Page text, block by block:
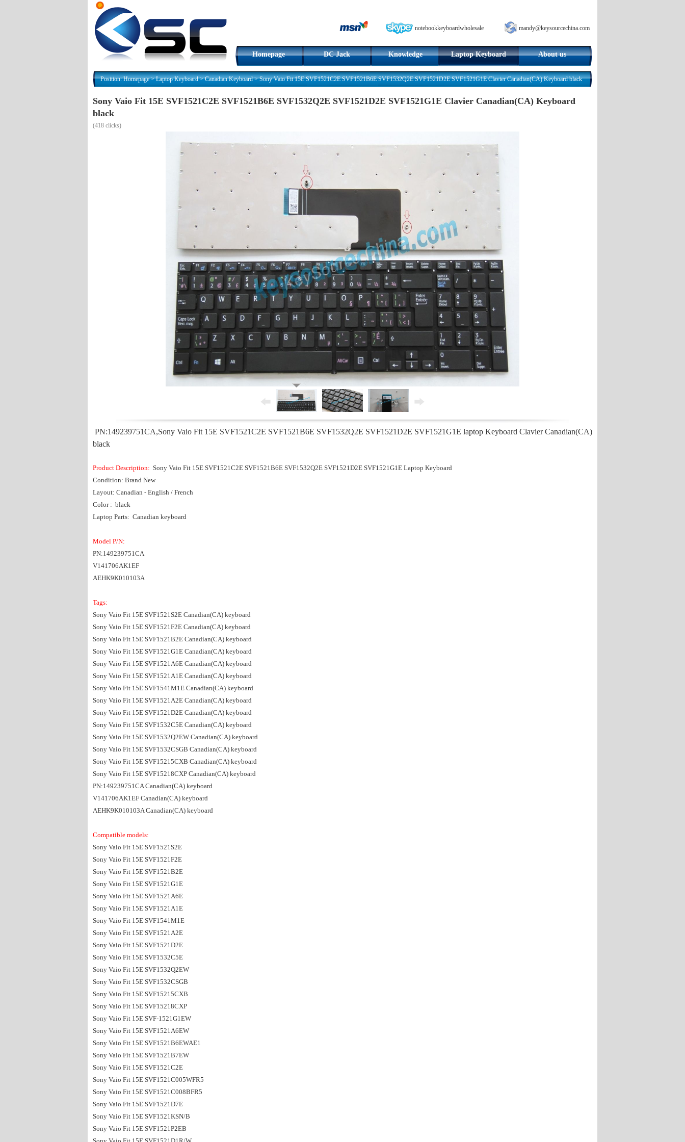
notebookkeyboardwholesale mandy@keysourcechina.com
Homepage DC Jack Knowledge Laptop Keyboard About us
Position:Homepage>Laptop Keyboard>Canadian Keyboard>Sony Vaio Fit 15E SVF1521C2E SVF1521B6E SVF1532Q2E SVF1521D2E SVF1521G1E Clavier Canadian(CA) Keyboard black
Sony Vaio Fit 15E SVF1521C2E SVF1521B6E SVF1532Q2E SVF1521D2E SVF1521G1E Clavier Canadian(CA) Keyboard
black
(418 clicks)
PN:149239751CA,Sony Vaio Fit 15E SVF1521C2E SVF1521B6E SVF1532Q2E SVF1521D2E SVF1521G1E laptop Keyboard Clavier Canadian(CA)
black
Product Description: Sony Vaio Fit 15E SVF1521C2E SVF1521B6E SVF1532Q2E SVF1521D2E SVF1521G1E Laptop Keyboard
Condition: Brand New
Layout: Canadian - English / French
Color : black
Laptop Parts: Canadian keyboard
Model P/N:
PN:149239751CA
V141706AK1EF
AEHK9K010103A
Tags:
Sony Vaio Fit 15E SVF1521S2E Canadian(CA) keyboard
Sony Vaio Fit 15E SVF1521F2E Canadian(CA) keyboard
Sony Vaio Fit 15E SVF1521B2E Canadian(CA) keyboard
Sony Vaio Fit 15E SVF1521G1E Canadian(CA) keyboard
Sony Vaio Fit 15E SVF1521A6E Canadian(CA) keyboard
Sony Vaio Fit 15E SVF1521A1E Canadian(CA) keyboard
Sony Vaio Fit 15E SVF1541M1E Canadian(CA) keyboard
Sony Vaio Fit 15E SVF1521A2E Canadian(CA) keyboard
Sony Vaio Fit 15E SVF1521D2E Canadian(CA) keyboard
Sony Vaio Fit 15E SVF1532C5E Canadian(CA) keyboard
Sony Vaio Fit 15E SVF1532Q2EW Canadian(CA) keyboard
Sony Vaio Fit 15E SVF1532CSGB Canadian(CA) keyboard
Sony Vaio Fit 15E SVF15215CXB Canadian(CA) keyboard
Sony Vaio Fit 15E SVF15218CXP Canadian(CA) keyboard
PN:149239751CA Canadian(CA) keyboard
V141706AK1EF Canadian(CA) keyboard
AEHK9K010103A Canadian(CA) keyboard
Compatible models:
Sony Vaio Fit 15E SVF1521S2E
Sony Vaio Fit 15E SVF1521F2E
Sony Vaio Fit 15E SVF1521B2E
Sony Vaio Fit 15E SVF1521G1E
Sony Vaio Fit 15E SVF1521A6E
Sony Vaio Fit 15E SVF1521A1E
Sony Vaio Fit 15E SVF1541M1E
Sony Vaio Fit 15E SVF1521A2E
Sony Vaio Fit 15E SVF1521D2E
Sony Vaio Fit 15E SVF1532C5E
Sony Vaio Fit 15E SVF1532Q2EW
Sony Vaio Fit 15E SVF1532CSGB
Sony Vaio Fit 15E SVF15215CXB
Sony Vaio Fit 15E SVF15218CXP
Sony Vaio Fit 15E SVF-1521G1EW
Sony Vaio Fit 15E SVF1521A6EW
Sony Vaio Fit 15E SVF1521B6EWAE1
Sony Vaio Fit 15E SVF1521B7EW
Sony Vaio Fit 15E SVF1521C2E
Sony Vaio Fit 15E SVF1521C005WFR5
Sony Vaio Fit 15E SVF1521C008BFR5
Sony Vaio Fit 15E SVF1521D7E
Sony Vaio Fit 15E SVF1521KSN/B
Sony Vaio Fit 15E SVF1521P2EB